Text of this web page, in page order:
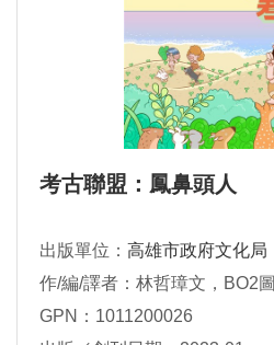
考古聯盟：鳳鼻頭人
出版單位： 高雄市政府文化局
作/編/譯者：林哲璋文，BO2圖
GPN：1011200026